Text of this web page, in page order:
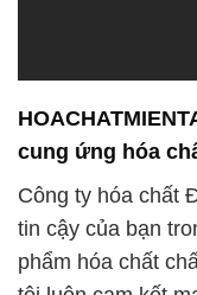
Công ty hóa chất
tin cậy của bạn
phẩm hóa chất
tôi luôn cam kết
tâm trong mọi
nhiều năm kinh
hóa chất, chúng
muốn của khách